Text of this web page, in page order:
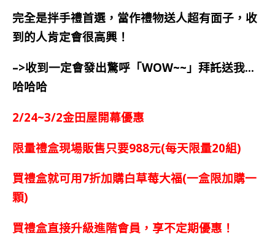
完全是拌手禮首選，當作禮物送人超有面子，收
到的人肯定會很高興！
–>收到一定會發出驚呼「WOW~~」拜託送我…
哈哈哈
2/24~3/2金田屋開幕優惠
限量禮盒現場販售只要988元(每天限量20組)
買禮盒就可用7折加購白草莓大福(一盒限加購一
顆)
買禮盒直接升級進階會員，享不定期優惠！